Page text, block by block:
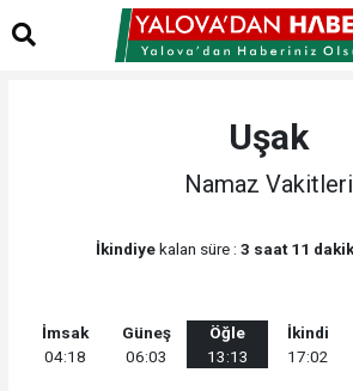
Uşak
Namaz Vakitleri
İkindiyekalan süre : 3 saat 11
İmsak
04:18
Güneş
06:03
Öğle
13:13
İkindi
17:02